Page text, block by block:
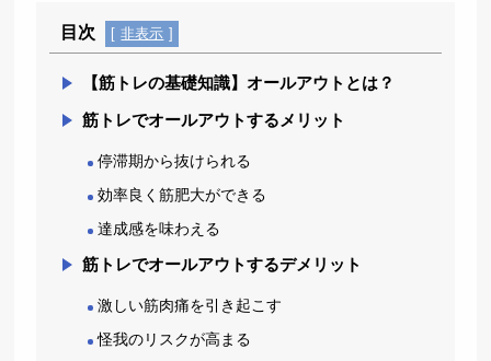
目次 [ 非表示 ]
【筋トレの基礎知識】オールアウトとは？
筋トレでオールアウトするメリット
停滞期から抜けられる
効率良く筋肥大ができる
達成感を味わえる
筋トレでオールアウトするデメリット
激しい筋肉痛を引き起こす
怪我のリスクが高まる